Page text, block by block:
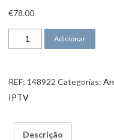
€78.00
Quantidade de Antena
Adicionar
REF: 148922 Categorias:
IPTV
Descrição